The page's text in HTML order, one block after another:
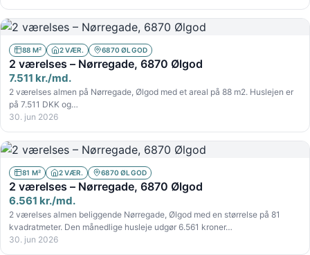
88 M² 2 VÆR. 6870 ØLGOD
2 værelses – Nørregade, 6870 Ølgod
7.511 kr./md.
2 værelses almen på Nørregade, Ølgod med et areal på 88 m2. Huslejen er
på 7.511 DKK og…
30. jun 2026
81 M² 2 VÆR. 6870 ØLGOD
2 værelses – Nørregade, 6870 Ølgod
6.561 kr./md.
2 værelses almen beliggende Nørregade, Ølgod med en størrelse på 81
kvadratmeter. Den månedlige husleje udgør 6.561 kroner…
30. jun 2026